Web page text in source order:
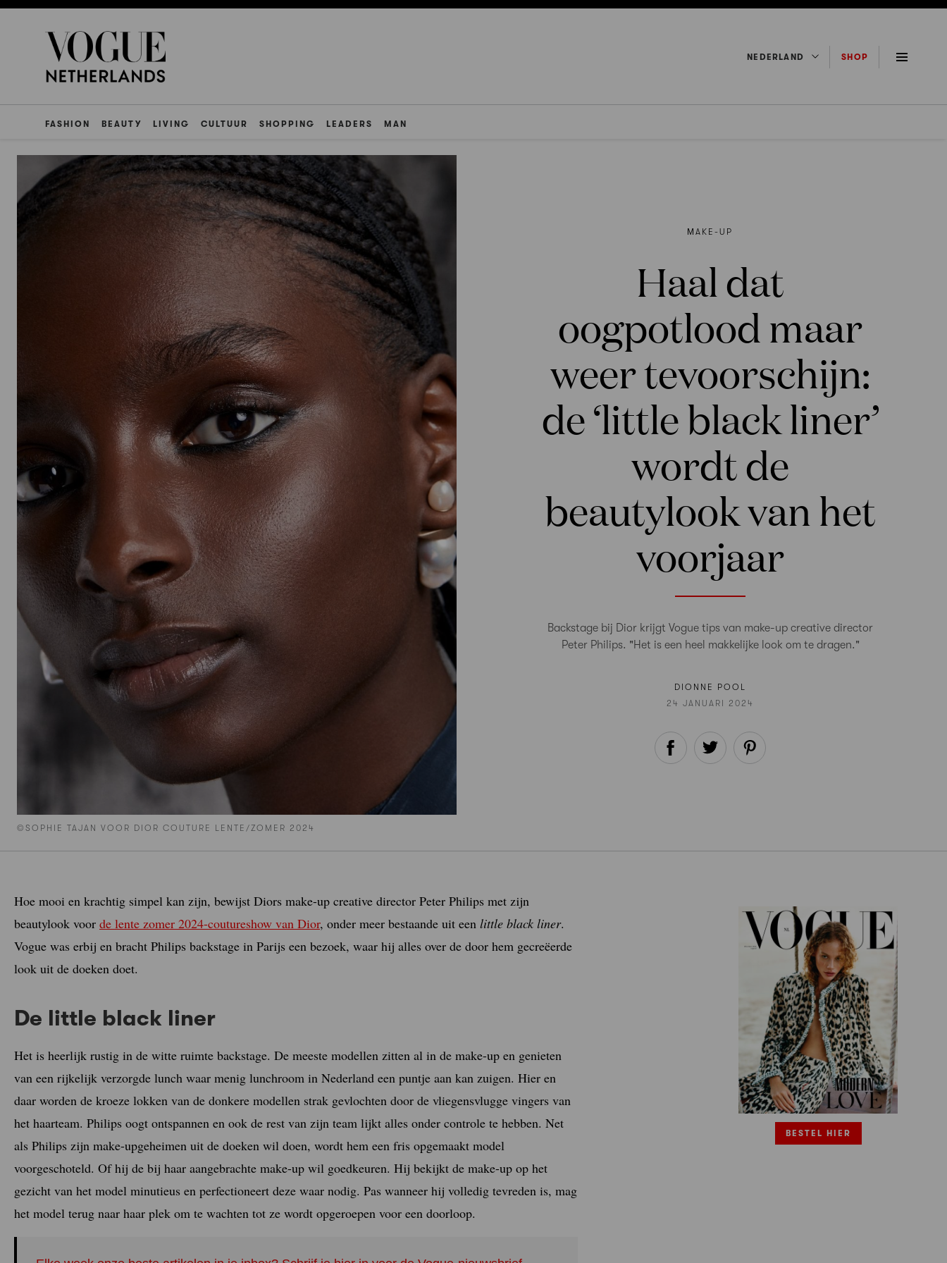
NEDERLAND SHOP
FASHION BEAUTY LIVING CULTUUR SHOPPING LEADERS MAN
©SOPHIE TAJAN VOOR DIOR COUTURE LENTE/ZOMER 2024
ΜAKE-UP
Haal dat
oogpotlood maar
weer tevoorschijn:
de ‘little black liner’
wordt de
beautylook van het
voorjaar
Backstage bij Dior krijgt Vogue tips van make-up creative director
Peter Philips. "Het is een heel makkelijke look om te dragen."
DIONNE POOL
24 JANUARI 2024
Hoe mooi en krachtig simpel kan zijn, bewijst Diors make-up creative director Peter Philips met zijn
beautylook voor de lente zomer 2024-coutureshow van Dior, onder meer bestaande uit een little black liner.
Vogue was erbij en bracht Philips backstage in Parijs een bezoek, waar hij alles over de door hem gecreëerde
look uit de doeken doet.
De little black liner
Het is heerlijk rustig in de witte ruimte backstage. De meeste modellen zitten al in de make-up en genieten
van een rijkelijk verzorgde lunch waar menig lunchroom in Nederland een puntje aan kan zuigen. Hier en
daar worden de kroeze lokken van de donkere modellen strak gevlochten door de vliegensvlugge vingers van
het haarteam. Philips oogt ontspannen en ook de rest van zijn team lijkt alles onder controle te hebben. Net
als Philips zijn make-upgeheimen uit de doeken wil doen, wordt hem een fris opgemaakt model
voorgeschoteld. Of hij de bij haar aangebrachte make-up wil goedkeuren. Hij bekijkt de make-up op het
gezicht van het model minutieus en perfectioneert deze waar nodig. Pas wanneer hij volledig tevreden is, mag
het model terug naar haar plek om te wachten tot ze wordt opgeroepen voor een doorloop.
BESTEL HIER